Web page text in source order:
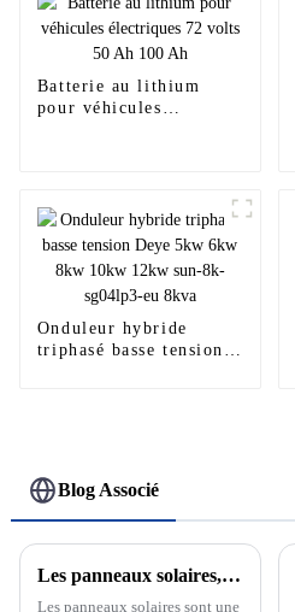
Batterie au lithium
pour véhicules
Onduleur hybride
triphasé basse tension
Blog Associé
Les panneaux solaires, l'avenir des énergies renouvelables
Les panneaux solaires sont une